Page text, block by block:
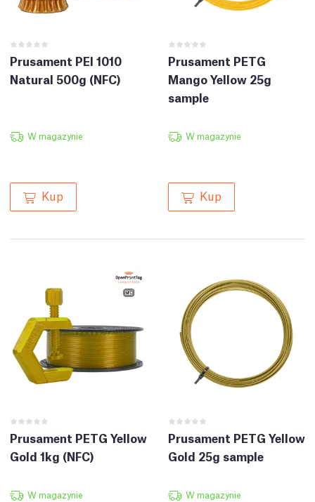
Prusament PEI 1010
Natural 500g (NFC)
W magazynie
Kup
Prusament PETG
Mango Yellow 25g
sample
W magazynie
Kup
Prusament PETG Yellow
Gold 1kg (NFC)
W magazynie
Prusament PETG Yellow
Gold 25g sample
W magazynie